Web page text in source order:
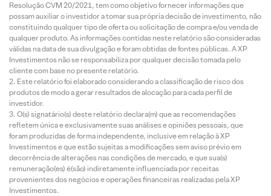
Resolução CVM 20/2021, tem como objetivo fornecer informações que
possam auxiliar o investidor a tomar sua própria decisão de investimento, não
constituindo qualquer tipo de oferta ou solicitação de compra e/ou venda de
qualquer produto. As informações contidas neste relatório são consideradas
válidas na data de sua divulgação e foram obtidas de fontes públicas. A XP
Investimentos não se responsabiliza por qualquer decisão tomada pelo
cliente com base no presente relatório.
Este relatório foi elaborado considerando a classificação de risco dos
produtos de modo a gerar resultados de alocação para cada perfil de
investidor.
O(s) signatário(s) deste relatório declara(m) que as recomendações
refletem única e exclusivamente suas análises e opiniões pessoais, que
foram produzidas de forma independente, inclusive em relação à XP
Investimentos e que estão sujeitas a modificações sem aviso prévio em
decorrência de alterações nas condições de mercado, e que sua(s)
remuneração(es) é(são) indiretamente influenciada por receitas
provenientes dos negócios e operações financeiras realizadas pela XP
Investimentos.